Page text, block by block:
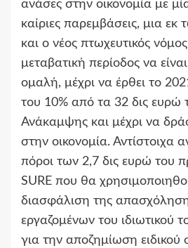
ανάσες στην οικονομία με
καίριες παρεμβάσεις, μια εκ
και ο νέος πτωχευτικός
μεταβατική περίοδος να
ομαλή, μέχρι να έρθει το
του 10% από τα 32 δις ευρώ
Ανάκαμψης και μέχρι να
στην οικονομία. Αντίστοιχα
πόροι των 2,7 δις ευρώ του
SURE που θα
διασφάλιση της
εργαζομένων του ιδιωτικού
για την αποζημίωση ειδικού